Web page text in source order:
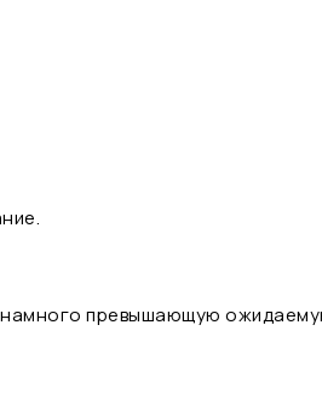
превышающую